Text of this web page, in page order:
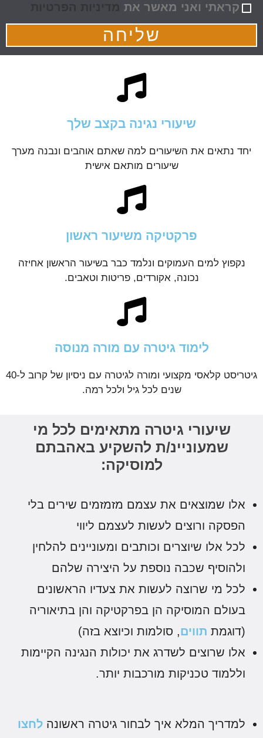
קראתי ואני מאשר אתמדיניות הפרטיות
שליחה
שיעורי נגינה בקצב שלך
יחד נתאים את השיעורים למה שאתם אוהבים ונבנה מערך
שיעורים מותאם אישית
פרקטיקה משיעור ראשון
נקפוץ למים העמוקים ונלמד כבר בשיעור הראשון אחיזה
נכונה, אקורדים, פריטות וטאבים.
לימוד גיטרה עם מורה מנוסה
גיטריסט קלאסי מקצועי ומורה לגיטרה עם ניסיון של קרוב ל-40
שנים לכל גיל ולכל רמה.
שיעורי גיטרה מתאימים לכל מי
שמעוניינ/ת להשקיע באהבתם
למוסיקה:
אלו שמוצאים את עצמם מזמזמים שירים בלי
הפסקה ורוצים לעשות לעצמם ליווי
לכל אלו שיוצרים וכותבים ומעוניינים להלחין
ולהוסיף שכבה נוספת על היצירה שלהם
לכל מי שרוצה לעשות את צעדיו הראשונים
בעולם המוסיקה הן בפרקטיקה והן בתיאוריה
(דוגמתתווים, סולמות וכיוצא בזה)
אלו שרוצים לשדרג את יכולות הנגינה הקיימות
וללמוד טכניקות מורכבות יותר.
למדריך המלא איך לבחור גיטרה ראשונהלחצו